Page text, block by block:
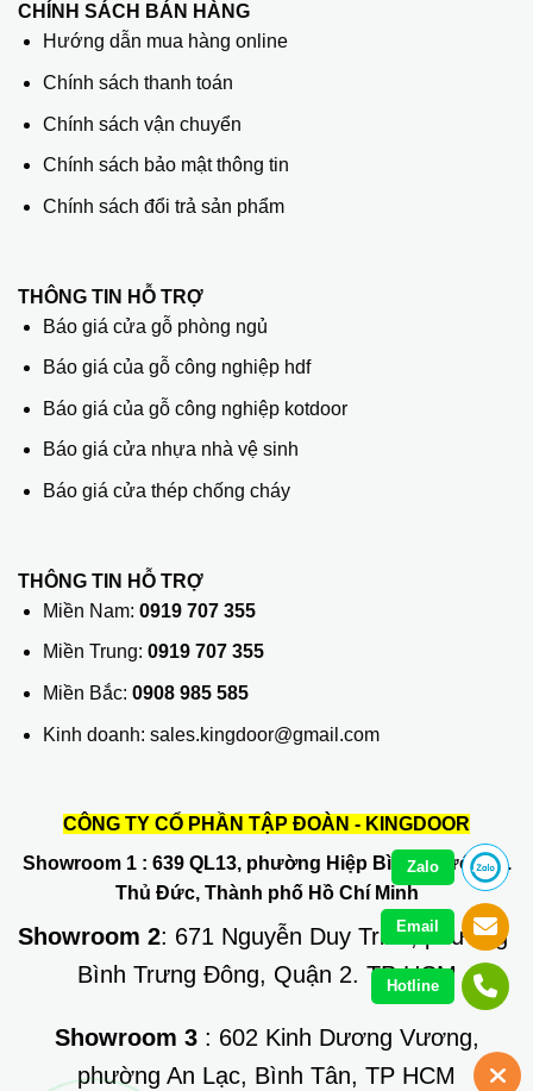
CHÍNH SÁCH BÁN HÀNG
Hướng dẫn mua hàng online
Chính sách thanh toán
Chính sách vận chuyển
Chính sách bảo mật thông tin
Chính sách đổi trả sản phẩm
THÔNG TIN HỖ TRỢ
Báo giá cửa gỗ phòng ngủ
Báo giá của gỗ công nghiệp hdf
Báo giá của gỗ công nghiệp kotdoor
Báo giá cửa nhựa nhà vệ sinh
Báo giá cửa thép chống cháy
THÔNG TIN HỖ TRỢ
Miền Nam: 0919 707 355
Miền Trung: 0919 707 355
Miền Bắc: 0908 985 585
Kinh doanh: sales.kingdoor@gmail.com
CÔNG TY CỔ PHẦN TẬP ĐOÀN - KINGDOOR
Showroom 1: 639 QL13, phường Hiệp Bình Phước, Q.
Thủ Đức, Thành phố Hồ Chí Minh
Showroom 2: 671 Nguyễn Duy Trinh, phường
Bình Trưng Đông, Quận 2. TP HCM
Showroom 3: 602 Kinh Dương Vương,
phường An Lạc, Bình Tân, TP HCM
Zalo
Email
Hotline